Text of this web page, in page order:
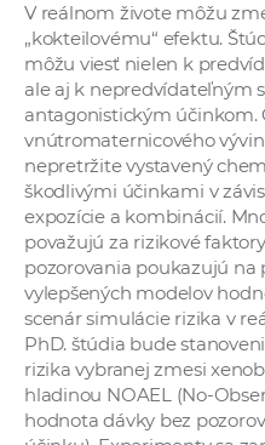
V reálnom živote môžu
„kokteilovému“ efektu.
môžu viesť nielen k
ale aj k nepredvídateľným
antagonistickým účinkom.
vnútromaternicového
nepretržite vystavený
škodlivými účinkami v
expozície a kombinácií.
považujú za rizikové
pozorovania poukazujú
vylepšených modelov
scenár simulácie rizika v
PhD. štúdia bude
rizika vybranej zmesi
hladinou NOAEL (No-
hodnota dávky bez